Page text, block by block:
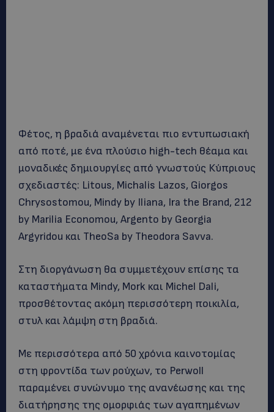
Φέτος, η βραδιά αναμένεται πιο εντυπωσιακή
από ποτέ, με ένα πλούσιο high-tech θέαμα και
μοναδικές δημιουργίες από γνωστούς Κύπριους
σχεδιαστές: Litous, Michalis Lazos, Giorgos
Chrysostomou, Mindy by Iliana, Ira the Brand, 212
by Marilia Economou, Argento by Georgia
Argyridou και TheoSa by Theodora Savva.
Στη διοργάνωση θα συμμετέχουν επίσης τα
καταστήματα Mindy, Mork και Michel Dali,
προσθέτοντας ακόμη περισσότερη ποικιλία,
στυλ και λάμψη στη βραδιά.
Με περισσότερα από 50 χρόνια καινοτομίας
στη φροντίδα των ρούχων, το Perwoll
παραμένει συνώνυμο της ανανέωσης και της
διατήρησης της ομορφιάς των αγαπημένων